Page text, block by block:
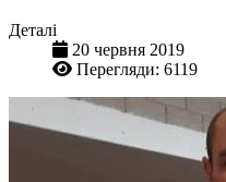
Деталі
20 червня 2019
Перегляди: 6119